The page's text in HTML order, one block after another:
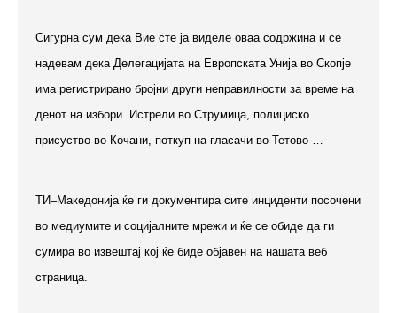
Сигурна сум дека Вие сте ја виделе оваа содржина и се
надевам дека Делегацијата на Европската Унија во Скопје
има регистрирано бројни други неправилности за време на
денот на избори. Истрели во Струмица, полициско
присуство во Кочани, поткуп на гласачи во Тетово …
ТИ–Македонија ќе ги документира сите инциденти посочени
во медиумите и социјалните мрежи и ќе се обиде да ги
сумира во извештај кој ќе биде објавен на нашата веб
страница.